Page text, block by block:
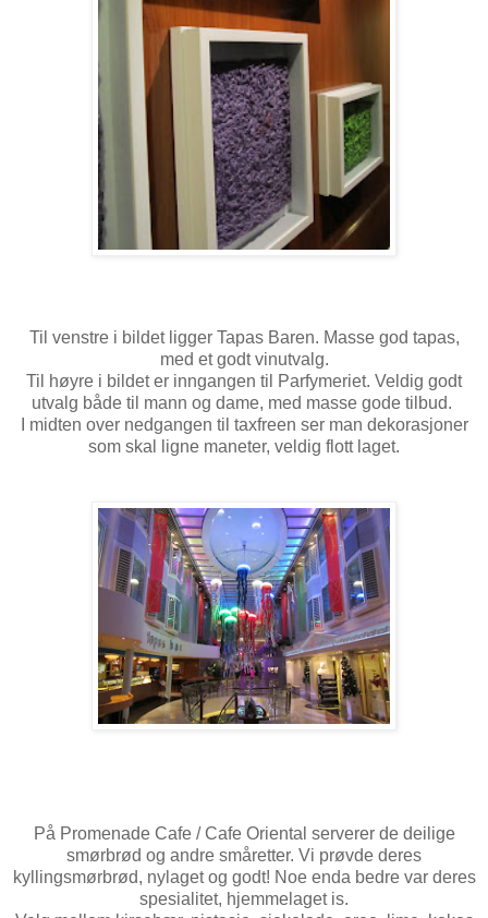
Til venstre i bildet ligger Tapas Baren. Masse god tapas,
med et godt vinutvalg.
Til høyre i bildet er inngangen til Parfymeriet. Veldig godt
utvalg både til mann og dame, med masse gode tilbud.
I midten over nedgangen til taxfreen ser man dekorasjoner
som skal ligne maneter, veldig flott laget.
På Promenade Cafe / Cafe Oriental serverer de deilige
smørbrød og andre småretter. Vi prøvde deres
kyllingsmørbrød, nylaget og godt! Noe enda bedre var deres
spesialitet, hjemmelaget is.